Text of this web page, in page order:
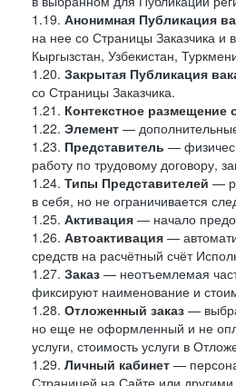
1.19. Анонимная Публикация
на нее со Страницы Заказчика
Кыргызстан, Узбекистан,
1.20. Закрытая Публикация
со Страницы Заказчика.
1.21. Контекстное размещение
1.22. Элемент —
1.23. Представитель —
работу по трудовому договору,
1.24. Типы Представителей —
в себя, но не ограничивается
1.25. Активация — начало
1.26. Автоактивация —
средств на расчётный счёт
1.27. Заказ — неотъемлемая
фиксируют наименование и
1.28. Отложенный заказ —
но еще не оформленный и не
услуги, стоимость услуги в
1.29. Личный кабинет —
Страницей на Сайте или